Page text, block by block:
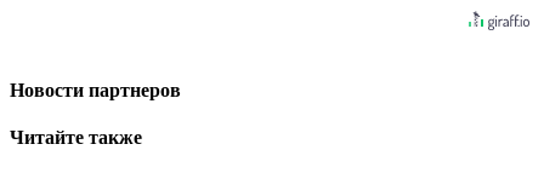
Новости партнеров
Читайте также